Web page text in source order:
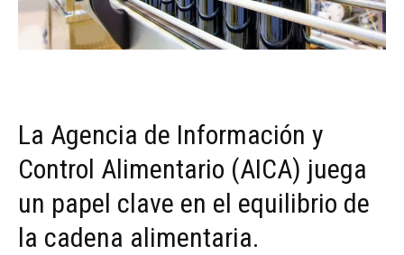
La Agencia de Información y
Control Alimentario (AICA) juega
un papel clave en el equilibrio de
la cadena alimentaria.